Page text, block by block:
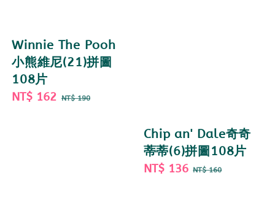
Winnie The Pooh
小熊維尼(21)拼圖
108片
Sale
NT$ 162 Regular
NT$ 190
Chip an' Dale奇奇
蒂蒂(6)拼圖108片
Sale
NT$ 136 Regular
NT$ 160